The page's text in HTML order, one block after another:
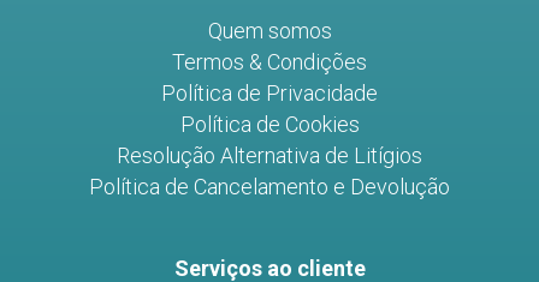
Quem somos
Termos & Condições
Política de Privacidade
Política de Cookies
Resolução Alternativa de Litígios
Política de Cancelamento e Devolução
Serviços ao cliente